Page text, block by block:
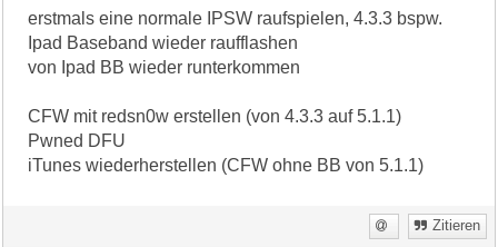
erstmals eine normale IPSW raufspielen, 4.3.3 bspw.
Ipad Baseband wieder raufflashen
von Ipad BB wieder runterkommen
CFW mit redsn0w erstellen (von 4.3.3 auf 5.1.1)
Pwned DFU
iTunes wiederherstellen (CFW ohne BB von 5.1.1)
Zitieren